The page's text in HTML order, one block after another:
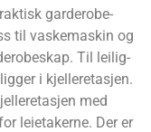
gar­de­robe­
til vaske­ma­skin og
Til lei­lig­
i kjel­ler­eta­sjen.
med
leie­ta­ker­ne. Der er